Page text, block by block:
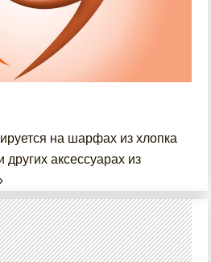
на шарфах из хлопка
аксессуарах из